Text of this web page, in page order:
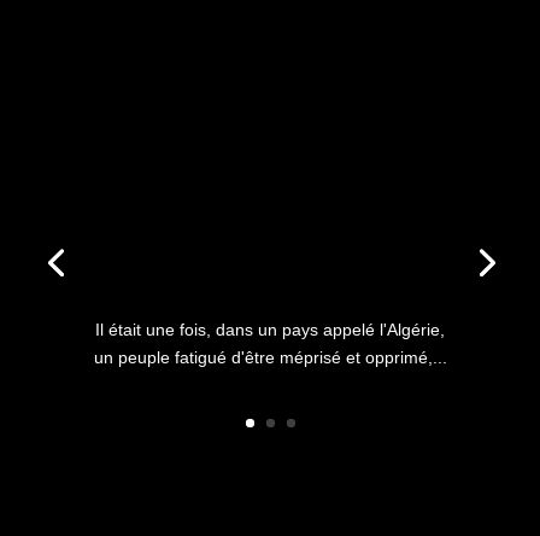
Il était une fois, dans un pays appelé l'Algérie,
un peuple fatigué d'être méprisé et opprimé,...